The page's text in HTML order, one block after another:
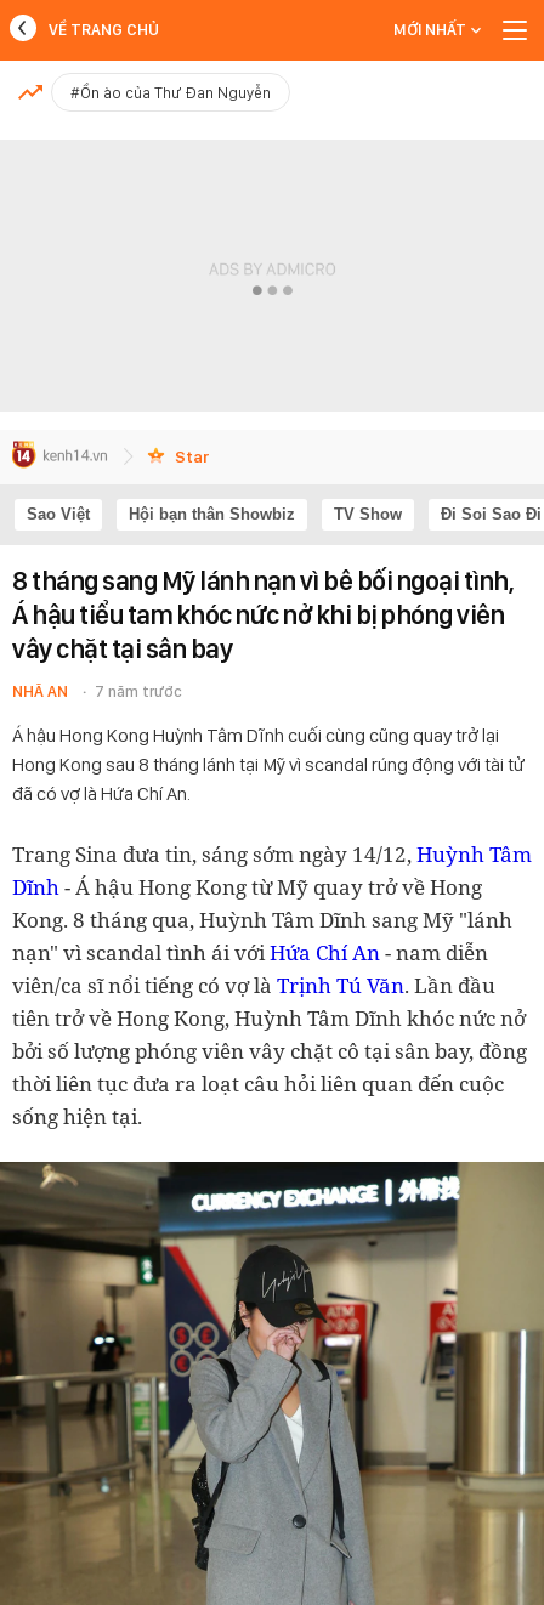
MỚI NHẤT
VỀ TRANG CHỦ MỚI NHẤT
#Ồn ào của Thư Đan Nguyễn
Star
Sao Việt Hội bạn thân Showbiz TV Show Đi Soi Sao Đi
8 tháng sang Mỹ lánh nạn vì bê bối ngoại tình,
Á hậu tiểu tam khóc nức nở khi bị phóng viên
vây chặt tại sân bay
NHÃ AN 7 năm trước
Á hậu Hong Kong Huỳnh Tâm Dĩnh cuối cùng cũng quay trở lại
Hong Kong sau 8 tháng lánh tại Mỹ vì scandal rúng động với tài tử
đã có vợ là Hứa Chí An.
Trang Sina đưa tin, sáng sớm ngày 14/12,Huỳnh Tâm
Dĩnh- Á hậu Hong Kong từ Mỹ quay trở về Hong
Kong. 8 tháng qua, Huỳnh Tâm Dĩnh sang Mỹ "lánh
nạn" vì scandal tình ái vớiHứa Chí An- nam diễn
viên/ca sĩ nổi tiếng có vợ là Trịnh Tú Văn. Lần đầu
tiên trở về Hong Kong, Huỳnh Tâm Dĩnh khóc nức nở
bởi số lượng phóng viên vây chặt cô tại sân bay, đồng
thời liên tục đưa ra loạt câu hỏi liên quan đến cuộc
sống hiện tại.